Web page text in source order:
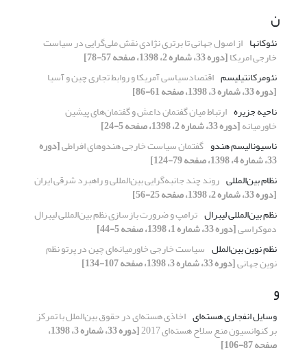
ن
نئوکانها از اصول جهانی تا برتری نژادی نقش ملی‌گرایی در سیاست
خارجی امریکا[دوره 33، شماره 2، 1398، صفحه 57-78]
نئومرکانتیلیسم اقتصادسیاسی آمریکا و روابط تجاری چین و آسیا
[دوره 33، شماره 3، 1398، صفحه 61-86]
ناحیه جزیره ارتباط میان گفتمان داعش و گفتمان‌های پیشین
خاورمیانه[دوره 33، شماره 2، 1398، صفحه 5-24]
ناسیونالیسم‌ هندو گفتمان سیاست خارجی هندوهای افراطی[دوره
33، شماره 4، 1398، صفحه 79-124]
نظام بین‌المللی روند چند جانبه‌گرایی بین‌المللی و راهبرد شرقی ایران
[دوره 33، شماره 2، 1398، صفحه 25-56]
نظم بین‌المللی لیبرال ترامپ و ضرورت بازسازی نظم بین‌المللی لیبرال
دموکراسی[دوره 33، شماره 1، 1398، صفحه 5-44]
نظم نوین بین‌الملل سیاست خارجی خاورمیانه‌ای چین در پرتو نظم
نوین جهانی[دوره 33، شماره 3، 1398، صفحه 107-134]
و
وسایل انفجاری هسته‌ای اخاذی هسته‌ای در حقوق بین‌الملل با تمرکز
بر کنوانسیون منع سلاح هسته‌ای 2017 [دوره 33، شماره 3، 1398،
صفحه 87-106]